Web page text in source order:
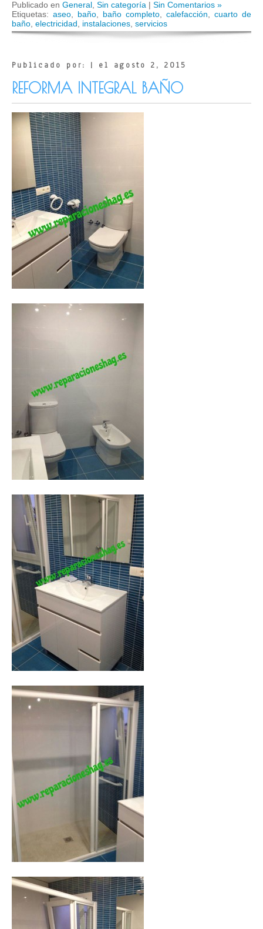
Publicado en General Sin categoría | Sin Comentarios »
Etiquetas: aseo baño baño completo calefacción
cuarto de
baño electricidad instalaciones servicios
Publicado por: | el agosto 2, 2015
REFORMA INTEGRAL BAÑO